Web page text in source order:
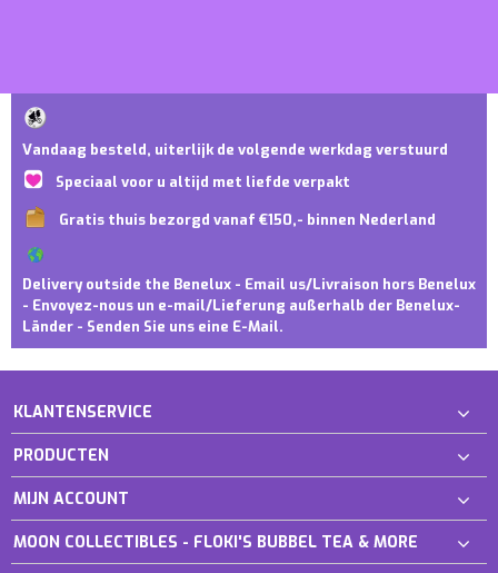
Vandaag besteld, uiterlijk de volgende werkdag verstuurd
Speciaal voor u altijd met liefde verpakt
Gratis thuis bezorgd vanaf €150,- binnen Nederland
Delivery outside the Benelux - Email us/Livraison hors Benelux
- Envoyez-nous un e-mail/Lieferung außerhalb der Benelux-
Länder - Senden Sie uns eine E-Mail.
KLANTENSERVICE
PRODUCTEN
MIJN ACCOUNT
MOON COLLECTIBLES - FLOKI'S BUBBEL TEA & MORE